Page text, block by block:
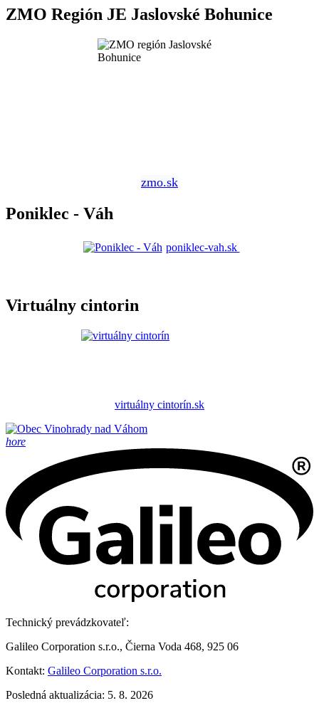
ZMO Región JE Jaslovské Bohunice
zmo.sk
Poniklec - Váh
poniklec-vah.sk
Virtuálny cintorin
virtuálny cintorín.sk
hore
Technický prevádzkovateľ:
Galileo Corporation s.r.o., Čierna Voda 468, 925 06
Kontakt: Galileo Corporation s.r.o.
Posledná aktualizácia: 5. 8. 2026